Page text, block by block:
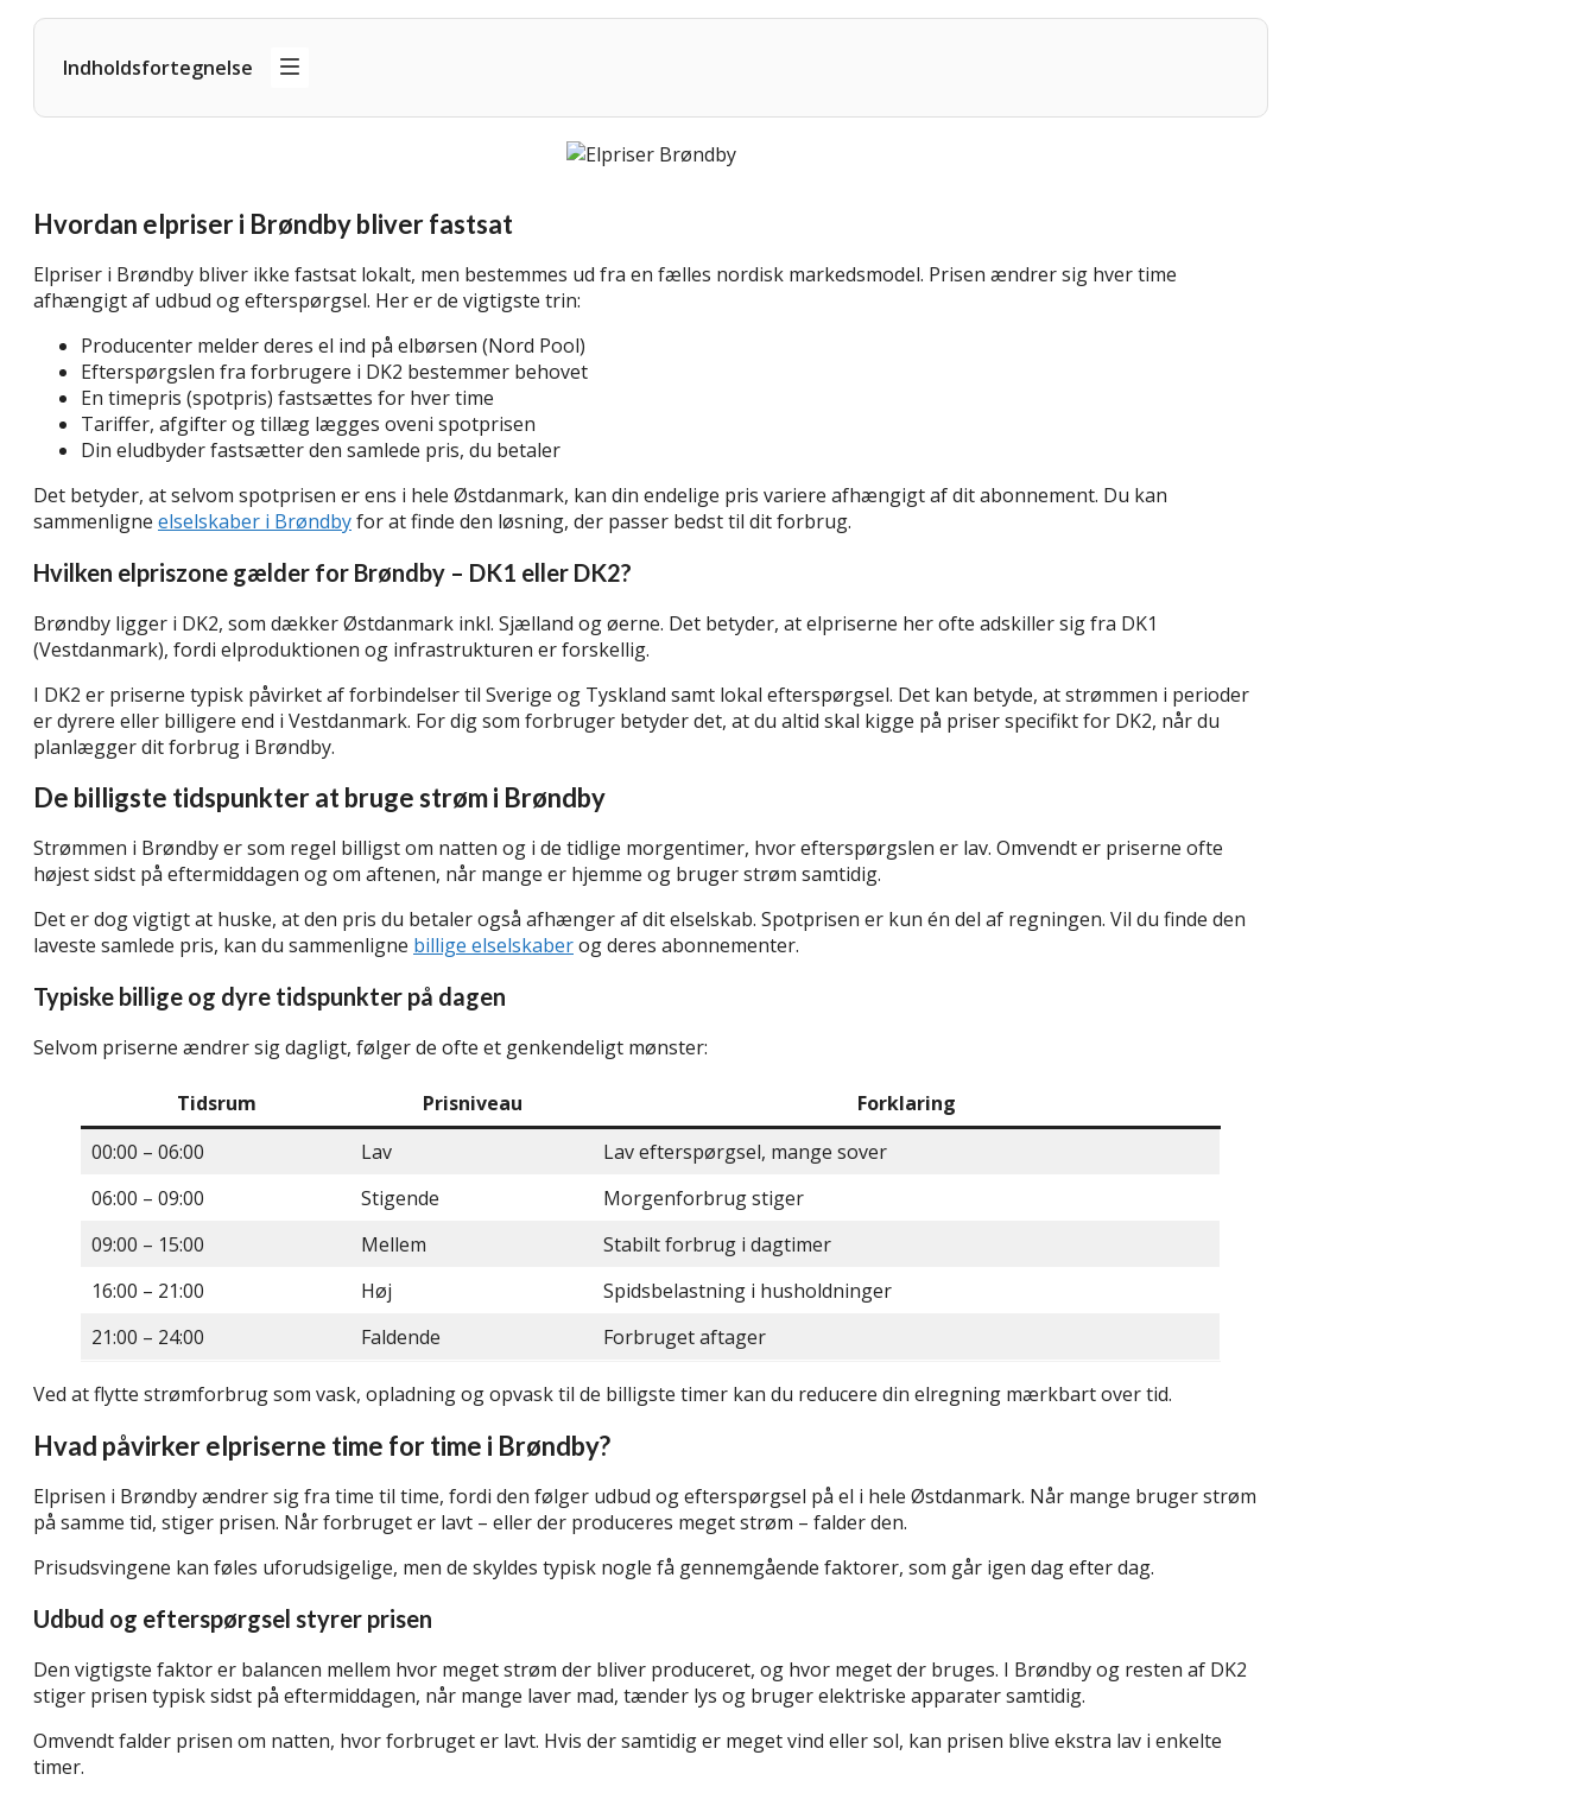
Indholdsfortegnelse
Hvordan elpriser i Brøndby bliver fastsat
Elpriser i Brøndby bliver ikke fastsat lokalt, men bestemmes ud fra en fælles nordisk markedsmodel. Prisen ændrer sig hver time
afhængigt af udbud og efterspørgsel. Her er de vigtigste trin:
Producenter melder deres el ind på elbørsen (Nord Pool)
Efterspørgslen fra forbrugere i DK2 bestemmer behovet
En timepris (spotpris) fastsættes for hver time
Tariffer, afgifter og tillæg lægges oveni spotprisen
Din eludbyder fastsætter den samlede pris, du betaler
Det betyder, at selvom spotprisen er ens i hele Østdanmark, kan din endelige pris variere afhængigt af dit abonnement. Du kan
sammenligne elselskaber i Brøndbyfor at finde den løsning, der passer bedst til dit forbrug.
Hvilken elpriszone gælder for Brøndby – DK1 eller DK2?
Brøndby ligger i DK2, som dækker Østdanmark inkl. Sjælland og øerne. Det betyder, at elpriserne her ofte adskiller sig fra DK1
(Vestdanmark), fordi elproduktionen og infrastrukturen er forskellig.
I DK2 er priserne typisk påvirket af forbindelser til Sverige og Tyskland samt lokal efterspørgsel. Det kan betyde, at strømmen i perioder
er dyrere eller billigere end i Vestdanmark. For dig som forbruger betyder det, at du altid skal kigge på priser specifikt for DK2, når du
planlægger dit forbrug i Brøndby.
De billigste tidspunkter at bruge strøm i Brøndby
Strømmen i Brøndby er som regel billigst om natten og i de tidlige morgentimer, hvor efterspørgslen er lav. Omvendt er priserne ofte
højest sidst på eftermiddagen og om aftenen, når mange er hjemme og bruger strøm samtidig.
Det er dog vigtigt at huske, at den pris du betaler også afhænger af dit elselskab. Spotprisen er kun én del af regningen. Vil du finde den
laveste samlede pris, kan du sammenligne billige elselskaberog deres abonnementer.
Typiske billige og dyre tidspunkter på dagen
Selvom priserne ændrer sig dagligt, følger de ofte et genkendeligt mønster:
Tidsrum Prisniveau
Forklaring
00:00 – 06:00
Lav
Lav efterspørgsel, mange sover
06:00 – 09:00
Stigende
Morgenforbrug stiger
09:00 – 15:00
Mellem
Stabilt forbrug i dagtimer
16:00 – 21:00
Høj
Spidsbelastning i husholdninger
21:00 – 24:00
Faldende Forbruget aftager
Ved at flytte strømforbrug som vask, opladning og opvask til de billigste timer kan du reducere din elregning mærkbart over tid.
Hvad påvirker elpriserne time for time i Brøndby?
Elprisen i Brøndby ændrer sig fra time til time, fordi den følger udbud og efterspørgsel på el i hele Østdanmark. Når mange bruger strøm
på samme tid, stiger prisen. Når forbruget er lavt – eller der produceres meget strøm – falder den.
Prisudsvingene kan føles uforudsigelige, men de skyldes typisk nogle få gennemgående faktorer, som går igen dag efter dag.
Udbud og efterspørgsel styrer prisen
Den vigtigste faktor er balancen mellem hvor meget strøm der bliver produceret, og hvor meget der bruges. I Brøndby og resten af DK2
stiger prisen typisk sidst på eftermiddagen, når mange laver mad, tænder lys og bruger elektriske apparater samtidig.
Omvendt falder prisen om natten, hvor forbruget er lavt. Hvis der samtidig er meget vind eller sol, kan prisen blive ekstra lav i enkelte
timer.